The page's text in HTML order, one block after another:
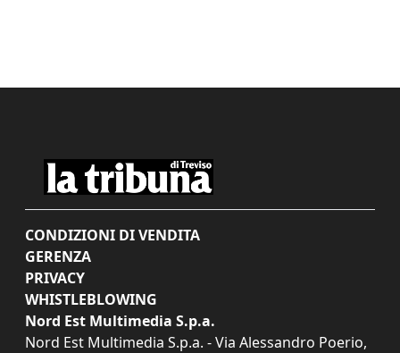
CONDIZIONI DI VENDITA
GERENZA
PRIVACY
WHISTLEBLOWING
Nord Est Multimedia S.p.a.
Nord Est Multimedia S.p.a. - Via Alessandro Poerio,